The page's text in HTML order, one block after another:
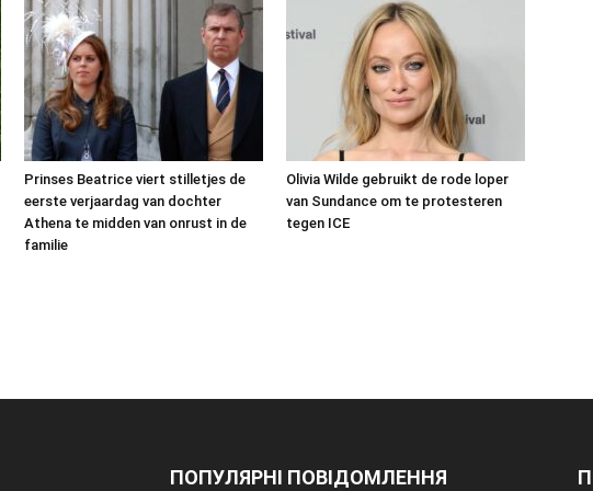
Prinses Beatrice viert stilletjes de
eerste verjaardag van dochter
Athena te midden van onrust in de
familie
Olivia Wilde gebruikt de rode loper
van Sundance om te protesteren
tegen ICE
ПОПУЛЯРНІ ПОВІДОМЛЕННЯ